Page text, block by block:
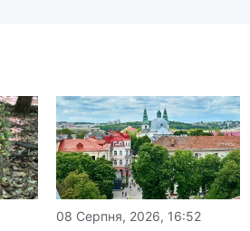
08 Серпня, 2026, 16:52